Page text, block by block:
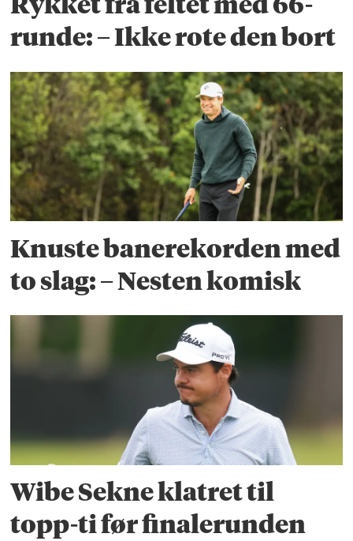
runde: – Ikke rote den bort
Knuste banerekorden med
to slag: – Nesten komisk
Wibe Sekne klatret til
topp-ti før finalerunden